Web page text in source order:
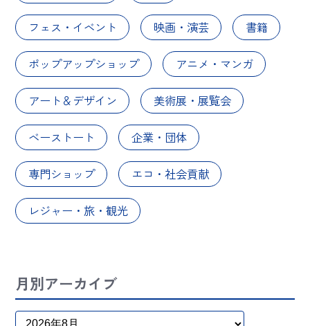
フェス・イベント 映画・演芸 書籍
ポップアップショップ アニメ・マンガ
アート＆デザイン 美術展・展覧会
ベーストート 企業・団体
専門ショップ エコ・社会貢献
レジャー・旅・観光
月別アーカイブ